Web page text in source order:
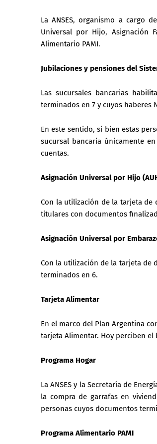
La ANSES, organismo a cargo
Universal por Hijo, Asignación
Alimentario PAMI.
Jubilaciones y pensiones del
Las sucursales bancarias
terminados en 7 y cuyos haberes
En este sentido, si bien estas
sucursal bancaria únicamente
cuentas.
Asignación Universal por Hijo
Con la utilización de la tarjeta de
titulares con documentos
Asignación Universal por
Con la utilización de la tarjeta de
terminados en 6.
Tarjeta Alimentar
En el marco del Plan Argentina
tarjeta Alimentar. Hoy perciben
Programa Hogar
La ANSES y la Secretaría de
la compra de garrafas en
personas cuyos documentos
Programa Alimentario PAMI